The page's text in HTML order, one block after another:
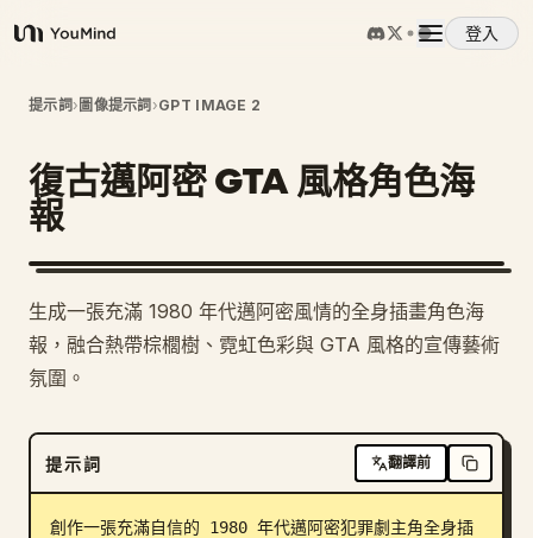
YouMind
登入
概覽
使用案例
技能
提示詞
下載
提示詞› 圖像提示詞 ›GPT IMAGE 2
復古邁阿密 GTA 風格角色海
報
生成一張充滿 1980 年代邁阿密風情的全身插畫角色海
報，融合熱帶棕櫚樹、霓虹色彩與 GTA 風格的宣傳藝術
氛圍。
提示詞 翻譯前
創作一張充滿自信的 1980 年代邁阿密犯罪劇主角全身插